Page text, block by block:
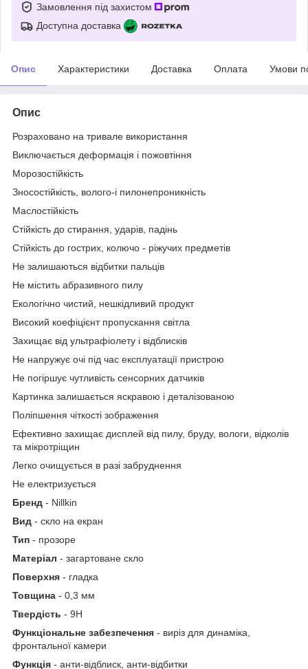
Замовлення під захистом
Доступна доставка
Опис Характеристики Доставка Оплата Умови
Опис
Розраховано на тривале використання
Виключається деформація і пожовтіння
Морозостійкість
Зносостійкість, волого-і пилонепроникність
Маслостійкість
Стійкість до стирання, ударів, падінь
Стійкість до гострих, колючо - ріжучих предметів
Не залишаються відбитки пальців
Не містить абразивного пилу
Екологічно чистий, нешкідливий продукт
Високий коефіцієнт пропускання світла
Захищає від ультрафіолету і відблисків
Не напружує очі під час експлуатації пристрою
Не погіршує чутливість сенсорних датчиків
Картинка залишається яскравою і деталізованою
Поліпшення чіткості зображення
Ефективно захищає дисплей від пилу, бруду, вологи, відколів
та мікротріщин
Легко очищується в разі забруднення
Не електризується
Бренд - Nillkin
Вид - скло на екран
Тип - прозоре
Матеріал - загартоване скло
Поверхня - гладка
Товщина - 0,3 мм
Твердість - 9H
Функціональне забезпечення - виріз для динаміка,
фронтальної камери
Функція - анти-відблиск, анти-відбитки